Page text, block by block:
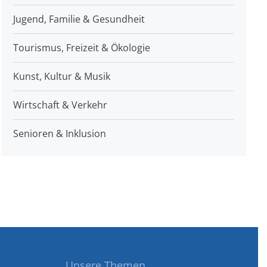
Jugend, Familie & Gesundheit
Tourismus, Freizeit & Ökologie
Kunst, Kultur & Musik
Wirtschaft & Verkehr
Senioren & Inklusion